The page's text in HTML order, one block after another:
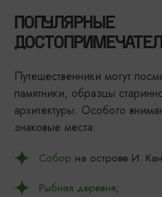
ПОПУЛЯРНЫЕ
Путешественники могут
памятники, образцы
архитектуры. Особого
знаковые места:
Собор на острове И.
Рыбная деревня;